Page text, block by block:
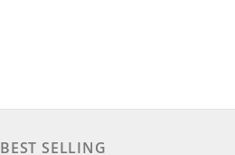
BEST SELLING